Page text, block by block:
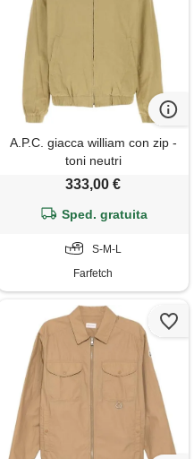
A.P.C. giacca william con zip -
toni neutri
333,00 €
Sped. gratuita
S-M-L
Farfetch